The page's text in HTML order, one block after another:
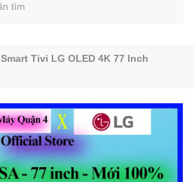
Smart Tivi LG OLED 4K 77 Inch